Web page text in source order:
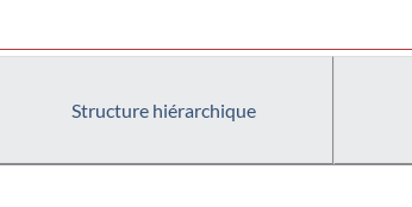
Structure hiérarchique